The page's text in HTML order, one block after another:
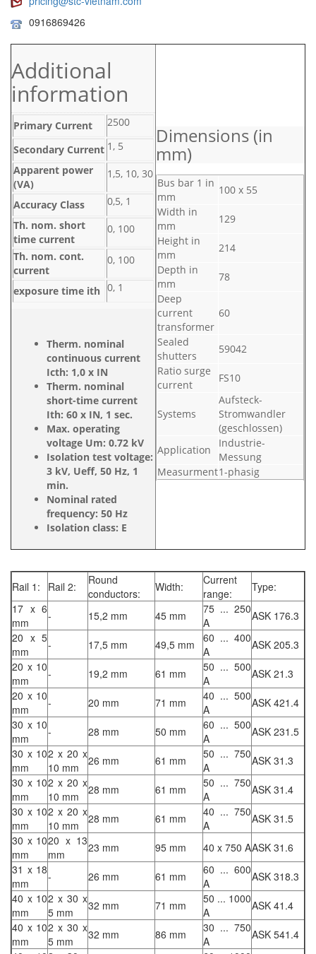
0916869426
Additional
information
Primary Current 2500
Secondary Current 1, 5
Apparent power
(VA)
1,5, 10, 30
Accuracy Class
0,5, 1
Th. nom. short
time current
0, 100
Th. nom. cont.
current
0, 100
exposure time ith 0, 1
Therm. nominal
continuous current
Icth: 1,0 x IN
Therm. nominal
short-time current
Ith: 60 x IN, 1 sec.
Max. operating
voltage Um: 0.72 kV
Isolation test voltage:
3 kV, Ueff, 50 Hz, 1
min.
Nominal rated
frequency: 50 Hz
Isolation class: E
Dimensions (in
mm)
Bus bar 1 in
mm
100 x 55
Width in
mm
129
Height in
mm
214
Depth in
mm
78
Deep
current
transformer
60
Sealed
shutters
59042
Ratio surge
current
FS10
Systems
Aufsteck-
Stromwandler
(geschlossen)
Application
Industrie-
Messung
Measurment1-phasig
Rail 1: Rail 2:
Round
conductors:
Width:
Current
range:
Type:
17 x 6
mm
- 15,2 mm 45 mm
75 ... 250
A
ASK 176.3
20 x 5
mm
- 17,5 mm 49,5 mm
60 ... 400
A
ASK 205.3
20 x 10
mm
- 19,2 mm 61 mm
50 ... 500
A
ASK 21.3
20 x 10
mm
- 20 mm 71 mm
40 ... 500
A
ASK 421.4
30 x 10
mm
- 28 mm 50 mm
60 ... 500
A
ASK 231.5
30 x 10
mm
2 x 20 x
10 mm
26 mm 61 mm
50 ... 750
A
ASK 31.3
30 x 10
mm
2 x 20 x
10 mm
28 mm 61 mm
50 ... 750
A
ASK 31.4
30 x 10
mm
2 x 20 x
10 mm
28 mm 61 mm
40 ... 750
A
ASK 31.5
30 x 10
mm
20 x 13
mm
23 mm 95 mm 40 x 750 AASK 31.6
31 x 18
mm
- 26 mm 61 mm
60 ... 600
A
ASK 318.3
40 x 10
mm
2 x 30 x
5 mm
32 mm 71 mm
50 ... 1000
A
ASK 41.4
40 x 10
mm
2 x 30 x
5 mm
32 mm 86 mm
30 ... 750
A
ASK 541.4